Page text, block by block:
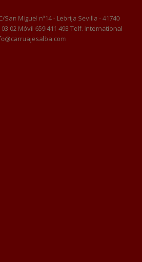
San Miguel nº14 - Lebrija Sevilla - 41740
02 Móvil 659 411 493 Telf. International